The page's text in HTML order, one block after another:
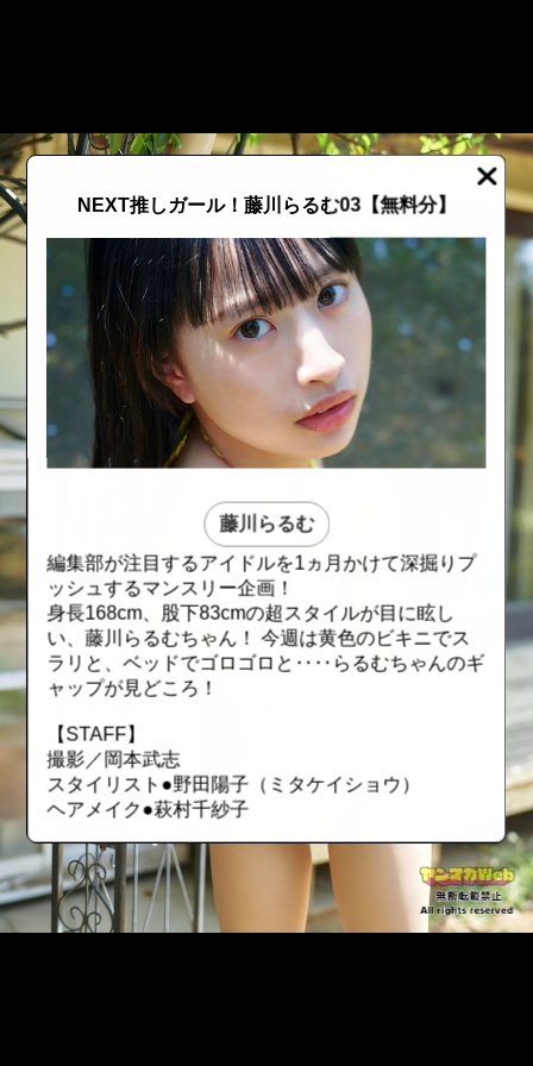
NEXT推しガール！藤川らるむ03【無料分】
藤川らるむ
編集部が注目するアイドルを1ヵ月かけて深掘りプ
ッシュするマンスリー企画！
身長168cm、股下83cmの超スタイルが目に眩し
い、藤川らるむちゃん！ 今週は黄色のビキニでス
ラリと、ベッドでゴロゴロと‥‥らるむちゃんのギ
ャップが見どころ！
【STAFF】
撮影／岡本武志
スタイリスト●野田陽子（ミタケイショウ）
ヘアメイク●萩村千紗子
::fzkqzrz.oi ::fzkqzrz.oi